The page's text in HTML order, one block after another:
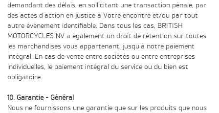
demandant des délais, en sollicitant une transaction pénale, par
des actes d'action en justice à Votre encontre et/ou par tout
autre événement identifiable. Dans tous les cas, BRITISH
MOTORCYCLES NV a également un droit de rétention sur toutes
les marchandises vous appartenant, jusqu'à notre paiement
intégral. En cas de vente entre sociétés ou entre entreprises
individuelles, le paiement intégral du service ou du bien est
obligatoire.
10. Garantie - Général
Nous ne fournissons une garantie que sur les produits que nous